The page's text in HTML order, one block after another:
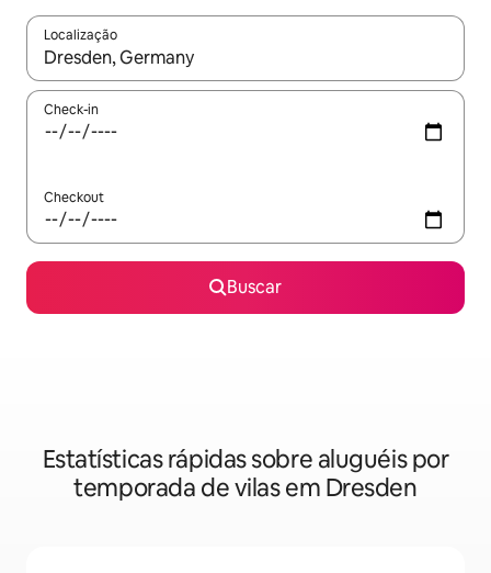
Localização
Quando os resultados estiverem disponíveis, explore-os
Check-in
Checkout
Buscar
Estatísticas rápidas sobre aluguéis por
temporada de vilas em Dresden